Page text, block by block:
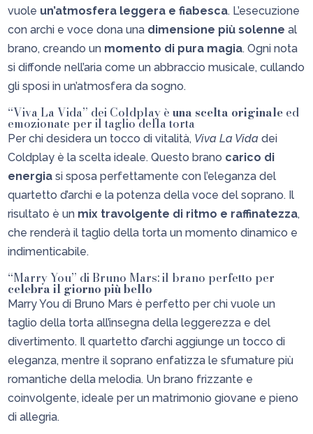
vuole un’atmosfera leggera e fiabesca. L’esecuzione
con archi e voce dona una dimensione più solenne al
brano, creando un momento di pura magia. Ogni nota
si diffonde nell’aria come un abbraccio musicale, cullando
gli sposi in un’atmosfera da sogno.
“Viva La Vida” dei Coldplay èuna scelta originale ed
emozionate per il taglio della torta
Per chi desidera un tocco di vitalità, Viva La Vida dei
Coldplay è la scelta ideale. Questo brano carico di
energiasi sposa perfettamente con l’eleganza del
quartetto d’archi e la potenza della voce del soprano. Il
risultato è un mix travolgente di ritmo e raffinatezza,
che renderà il taglio della torta un momento dinamico e
indimenticabile.
“Marry You” di Bruno Mars: il brano perfetto per
celebra il giorno più bello
Marry You di Bruno Mars è perfetto per chi vuole un
taglio della torta all’insegna della leggerezza e del
divertimento. Il quartetto d’archi aggiunge un tocco di
eleganza, mentre il soprano enfatizza le sfumature più
romantiche della melodia. Un brano frizzante e
coinvolgente, ideale per un matrimonio giovane e pieno
di allegria.